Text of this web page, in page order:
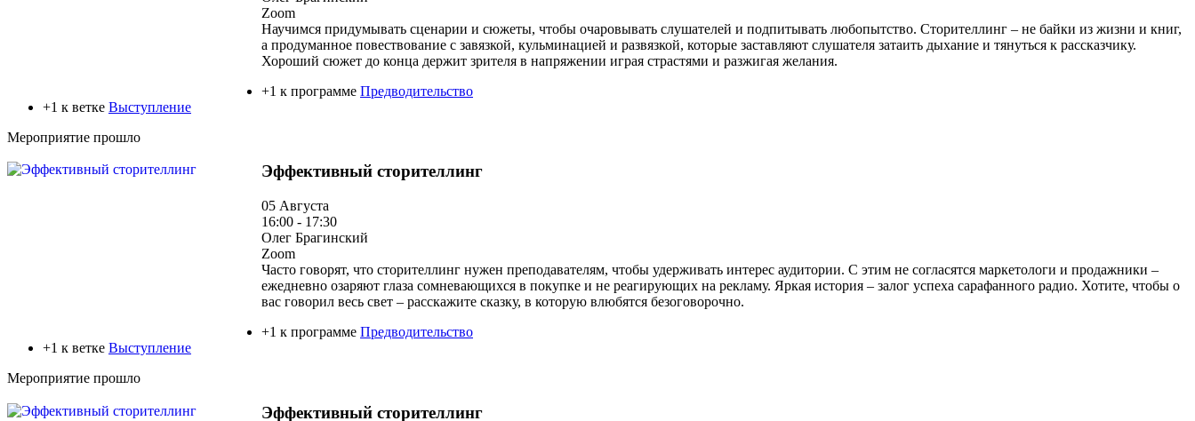
Zoom
Научимся придумывать сценарии и сюжеты, чтобы очаровывать слушателей и подпитывать любопытство. Сторителлинг – не байки из жизни и книг,
а продуманное повествование с завязкой, кульминацией и развязкой, которые заставляют слушателя затаить дыхание и тянуться к рассказчику.
Хороший сюжет до конца держит зрителя в напряжении играя страстями и разжигая желания.
+1 к программе Предводительство
+1 к ветке Выступление
Мероприятие прошло
Эффективный сторителлинг
05 Августа
16:00 - 17:30
Олег Брагинский
Zoom
Часто говорят, что сторителлинг нужен преподавателям, чтобы удерживать интерес аудитории. С этим не согласятся маркетологи и продажники –
ежедневно озаряют глаза сомневающихся в покупке и не реагирующих на рекламу. Яркая история – залог успеха сарафанного радио. Хотите, чтобы о
вас говорил весь свет – расскажите сказку, в которую влюбятся безоговорочно.
+1 к программе Предводительство
+1 к ветке Выступление
Мероприятие прошло
Эффективный сторителлинг